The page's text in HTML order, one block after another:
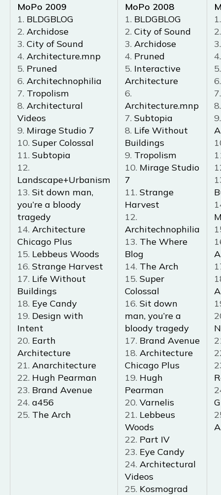
MoPo 2009
1. BLDGBLOG
2. Archidose
3. City of Sound
4. Architecture.mnp
5. Pruned
6. Architechnophilia
7. Tropolism
8. Architectural
Videos
9. Mirage Studio 7
10. Super Colossal
11. Subtopia
12.
Landscape+Urbanism
13. Sit down man,
you’re a bloody
tragedy
14. Architecture
Chicago Plus
15. Lebbeus Woods
16. Strange Harvest
17. Life Without
Buildings
18. Eye Candy
19. Design with
Intent
20. Earth
Architecture
21. Anarchitecture
22. Hugh Pearman
23. Brand Avenue
24. a456
25. The Arch
MoPo 2008
1. BLDGBLOG
2. City of Sound
3. Archidose
4. Pruned
5. Interactive
Architecture
6.
Architecture.mnp
7. Subtopia
8. Life Without
Buildings
9. Tropolism
10. Mirage Studio
7
11. Strange
Harvest
12.
Architechnophilia
13. The Where
Blog
14. The Arch
15. Super
Colossal
16. Sit down
man, you’re a
bloody tragedy
17. Brand Avenue
18. Architecture
Chicago Plus
19. Hugh
Pearman
20. Varnelis
21. Lebbeus
Woods
22. Part IV
23. Eye Candy
24. Architectural
Videos
25. Kosmograd